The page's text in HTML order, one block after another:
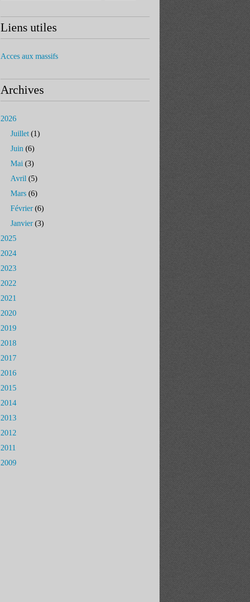
Liens utiles
Acces aux massifs
Archives
2026
Juillet (1)
Juin (6)
Mai (3)
Avril (5)
Mars (6)
Février(6)
Janvier(3)
2025
2024
2023
2022
2021
2020
2019
2018
2017
2016
2015
2014
2013
2012
2011
2009